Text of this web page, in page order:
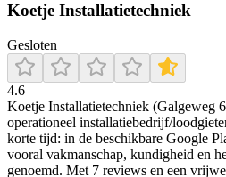
Koetje Installatietechniek
Gesloten
4.6
Koetje Installatietechniek (Galgeweg
operationeel installatiebedrijf/
korte tijd: in de beschikbare Google
vooral vakmanschap, kundigheid en
genoemd. Met 7 reviews en een